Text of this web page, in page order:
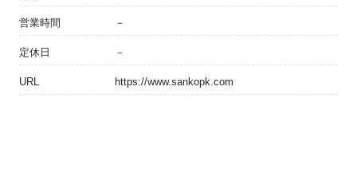
営業時間 －
定休日 －
URL https://www.sankopk.com